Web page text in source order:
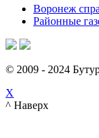
Воронеж
Районные
© 2009 - 2024
X
^ Наверх